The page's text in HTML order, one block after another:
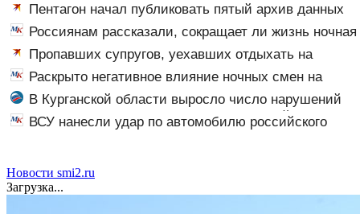
Пентагон начал публиковать пятый архив данных
об НЛО
Россиянам рассказали, сокращает ли жизнь ночная
работа
Пропавших супругов, уехавших отдыхать на
природу, нашли мертвыми на заднем сиденье
автомобиля
Раскрыто негативное влияние ночных смен на
организм человека
В Курганской области выросло число нарушений
ПДД среди несовершеннолетних водителей
ВСУ нанесли удар по автомобилю российского
Новости smi2.ru
Загрузка...